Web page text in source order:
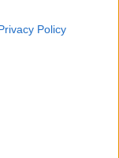
Policy